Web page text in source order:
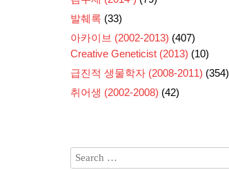
발췌록 (33)
아카이브 (2002-2013) (407)
Creative Geneticist (2013) (10)
급진적 생물학자 (2008-2011) (354)
취어생 (2002-2008) (42)